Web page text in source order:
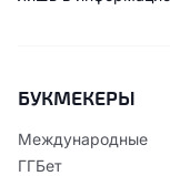
БУКМЕКЕРЫ
Международные
ГГБет